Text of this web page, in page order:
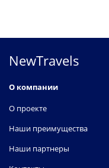
NewTravels
О компании
О проекте
Наши преимущества
Наши партнеры